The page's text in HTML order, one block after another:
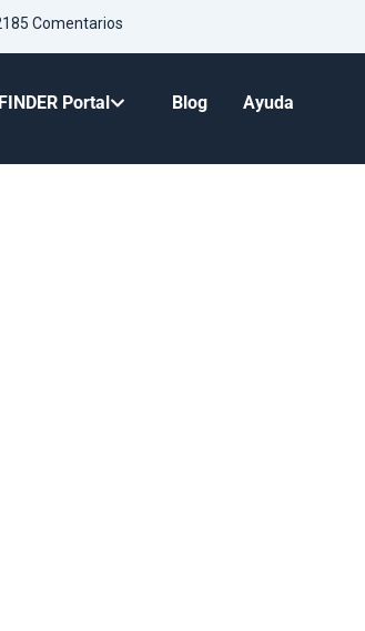
Comentarios
FINDER Portal Blog Ayuda